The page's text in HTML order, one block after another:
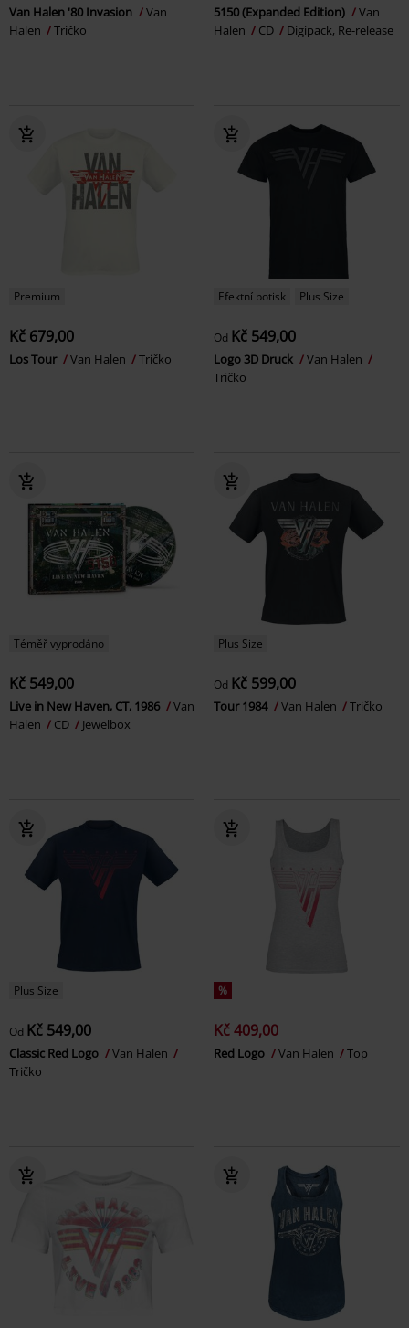
Van Halen '80 Invasion
Van
Halen
Tričko
5150 (Expanded Edition)
Van
Halen
CD Digipack, Re-release
Premium
Kč 679,00
Los Tour Van Halen Tričko
Efektní potisk Plus Size
Od Kč 549,00
Logo 3D Druck
Van Halen
Tričko
Téměř vyprodáno
Kč 549,00
Live in New Haven, CT, 1986
Van
Halen
CD Jewelbox
Plus Size
Od Kč 599,00
Tour 1984 Van Halen Tričko
Plus Size
Od Kč 549,00
Classic Red Logo
Van Halen
Tričko
%
Kč 409,00
Red Logo Van Halen Top